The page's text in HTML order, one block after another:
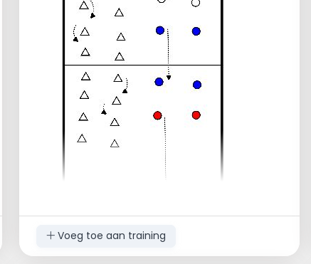
Voeg toe aan training